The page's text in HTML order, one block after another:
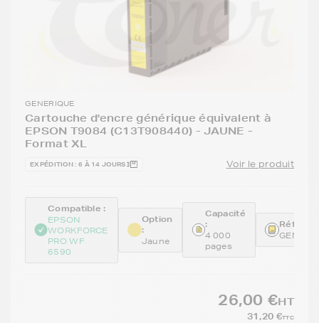
GENERIQUE
Cartouche d'encre générique équivalent à
EPSON T9084 (C13T908440) - JAUNE -
Format XL
EXPÉDITION : 6 À 14 JOURS Voir le produit
Compatible :
EPSON
WORKFORCE
PRO WF
6590
Option
:
Jaune
Capacité
:
4 000
pages
26,00 €HT
31,20 €TTC